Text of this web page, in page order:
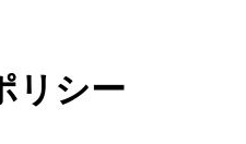
リシー